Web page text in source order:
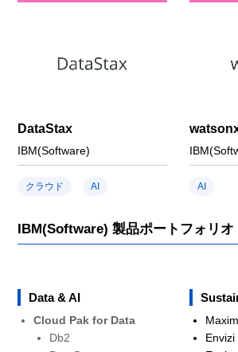
DataStax
IBM(Software)
クラウド AI AI
IBM(Software) 製品ポートフォリオ
Data & AI
Cloud Pak for Data
Db2
Envizi